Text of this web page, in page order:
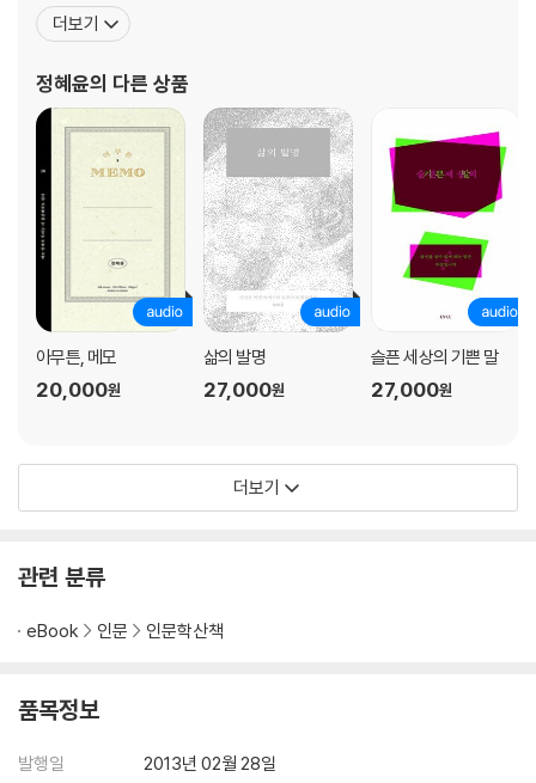
더보기
정혜윤의 다른 상품
아무튼, 메모
20,000원
삶의 발명
27,000원
슬픈 세상의 기쁜 말
27,000원
더보기
관련 분류
eBook 인문 인문학산책
품목정보
발행일
2013년 02월 28일